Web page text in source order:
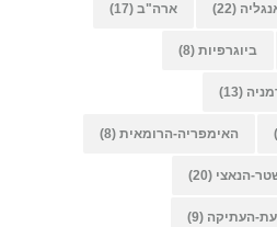
(22) ארה"ב (17)
ביוגרפיות (8)
(13)
האימפריה-הרומאית (8)
הנאצי (20)
העתיקה (9)